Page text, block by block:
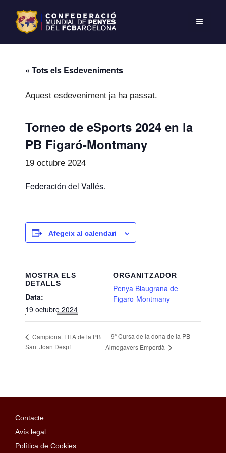
« Tots els Esdeveniments
Aquest esdeveniment ja ha passat.
Torneo de eSports 2024 en la
PB Figaró-Montmany
19 octubre 2024
Federación del Vallés.
Afegeix al calendari
MOSTRA ELS
DETALLS
Data:
19 octubre 2024
ORGANITZADOR
Penya Blaugrana de
Figaro-Montmany
Campionat FIFA de la PB
Sant Joan Despí
9ª Cursa de la dona de la PB
Almogavers Empordà
Contacte
Avís legal
Política de Cookies